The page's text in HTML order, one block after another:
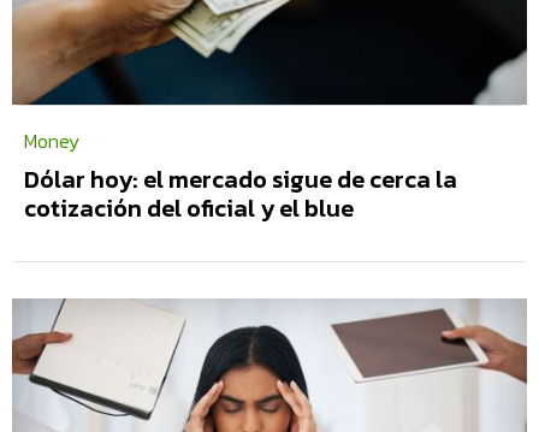
Money
Dólar hoy: el mercado sigue de cerca la
cotización del oficial y el blue